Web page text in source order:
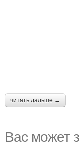
читать дальше →
Вас может